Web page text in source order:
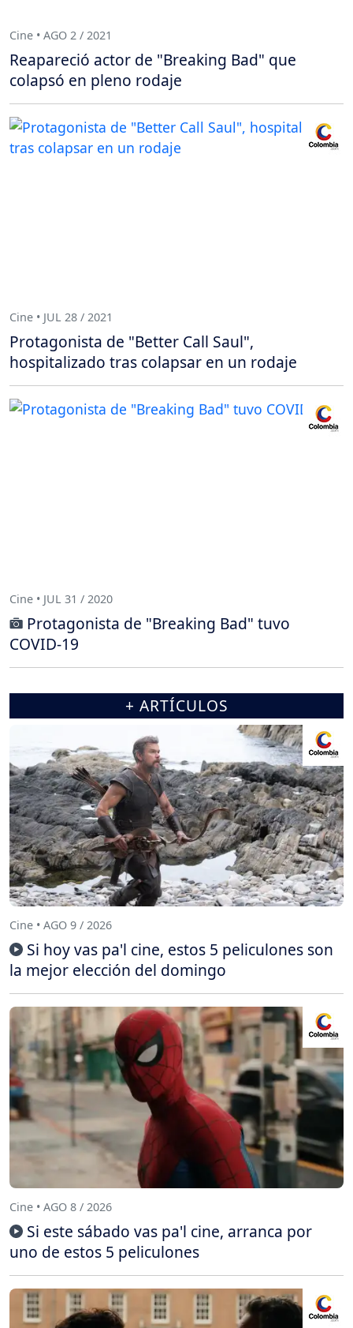
Cine • AGO 2 / 2021
Reapareció actor de "Breaking Bad" que
colapsó en pleno rodaje
Cine • JUL 28 / 2021
Protagonista de "Better Call Saul",
hospitalizado tras colapsar en un rodaje
Cine • JUL 31 / 2020
Protagonista de "Breaking Bad" tuvo
COVID-19
+ ARTÍCULOS
Cine • AGO 9 / 2026
Si hoy vas pa'l cine, estos 5 peliculones son
la mejor elección del domingo
Cine • AGO 8 / 2026
Si este sábado vas pa'l cine, arranca por
uno de estos 5 peliculones